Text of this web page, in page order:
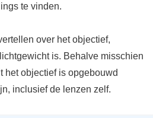
te vinden.
over het objectief,
is. Behalve misschien
het objectief is opgebouwd
inclusief de lenzen zelf.